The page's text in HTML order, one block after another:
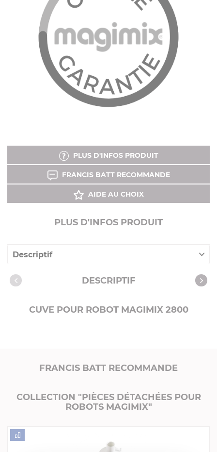
PLUS D'INFOS PRODUIT
FRANCIS BATT RECOMMANDE
AIDE AU CHOIX
PLUS D'INFOS PRODUIT
Descriptif
Caractéristiques DESCRIPTIF
CUVE POUR ROBOT MAGIMIX 2800
FRANCIS BATT RECOMMANDE
COLLECTION "PIÈCES DÉTACHÉES POUR
ROBOTS MAGIMIX"